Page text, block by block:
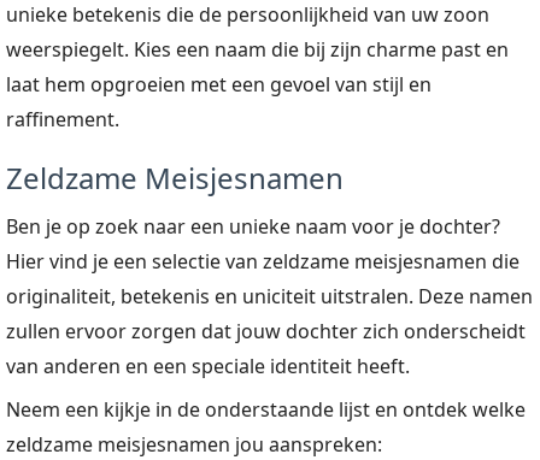
unieke betekenis die de persoonlijkheid van uw zoon
weerspiegelt. Kies een naam die bij zijn charme past en
laat hem opgroeien met een gevoel van stijl en
raffinement.
Zeldzame Meisjesnamen
Ben je op zoek naar een unieke naam voor je dochter?
Hier vind je een selectie van zeldzame meisjesnamen die
originaliteit, betekenis en uniciteit uitstralen. Deze namen
zullen ervoor zorgen dat jouw dochter zich onderscheidt
van anderen en een speciale identiteit heeft.
Neem een kijkje in de onderstaande lijst en ontdek welke
zeldzame meisjesnamen jou aanspreken: